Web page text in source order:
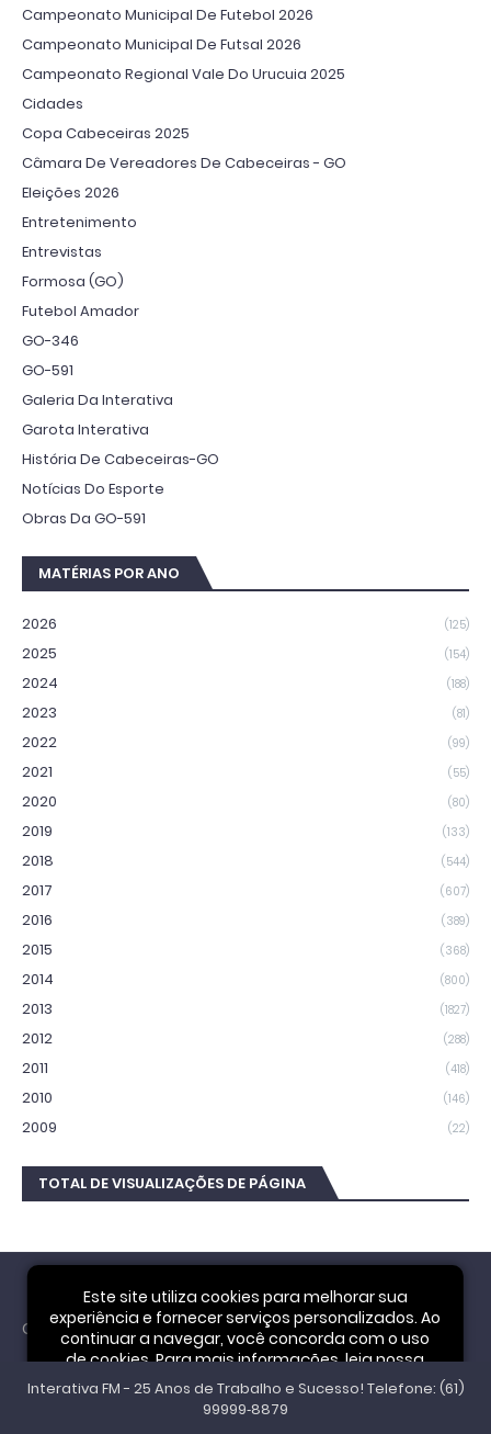
Campeonato Municipal De Futebol 2026
Campeonato Municipal De Futsal 2026
Campeonato Regional Vale Do Urucuia 2025
Cidades
Copa Cabeceiras 2025
Câmara De Vereadores De Cabeceiras - GO
Eleições 2026
Entretenimento
Entrevistas
Formosa (GO)
Futebol Amador
GO-346
GO-591
Galeria Da Interativa
Garota Interativa
História De Cabeceiras-GO
Notícias Do Esporte
Obras Da GO-591
MATÉRIAS POR ANO
2026 (125)
2025 (154)
2024 (188)
2023 (81)
2022 (99)
2021 (55)
2020 (80)
2019 (133)
2018 (544)
2017 (607)
2016 (389)
2015 (368)
2014 (800)
2013 (1827)
2012 (288)
2011 (418)
2010 (146)
2009 (22)
TOTAL DE VISUALIZAÇÕES DE PÁGINA
Cookie Notice
Este site utiliza cookies para melhorar sua
experiência e fornecer serviços personalizados. Ao
continuar a navegar, você concorda com o uso
de cookies. Para mais informações, leia nossa
Política de Privacidade.
Interativa FM - 25 Anos de Trabalho e Sucesso! Telefone: (61)
99999‑8879